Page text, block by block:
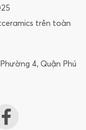
trên toàn
4, Quận Phú